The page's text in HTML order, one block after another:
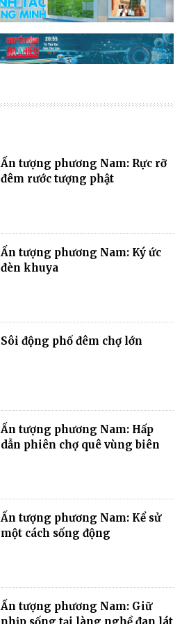
Ấn tượng phương Nam: Rực rỡ
đêm rước tượng phật
Ấn tượng phương Nam: Ký ức
đèn khuya
Sôi động phố đêm chợ lớn
Ấn tượng phương Nam: Hấp
dẫn phiên chợ quê vùng biên
Ấn tượng phương Nam: Kể sử
một cách sống động
Ấn tượng phương Nam: Giữ